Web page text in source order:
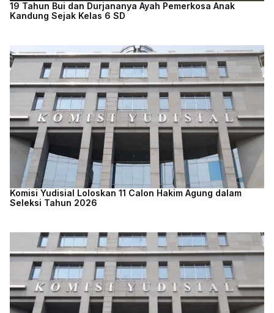
19 Tahun Bui dan Durjananya Ayah Pemerkosa Anak
Kandung Sejak Kelas 6 SD
Komisi Yudisial Loloskan 11 Calon Hakim Agung dalam
Seleksi Tahun 2026